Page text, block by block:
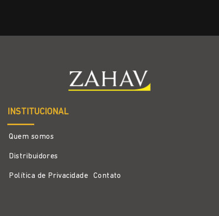
INSTITUCIONAL
Quem somos
Distribuidores
Política de Privacidade Contato